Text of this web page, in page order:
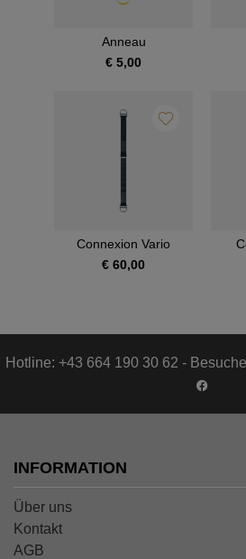
Anneau
€ 5,00
Connexion Vario
€ 60,00
Hotline: +43 664 190 30 62 -
INFORMATION
Über uns
Kontakt
AGB